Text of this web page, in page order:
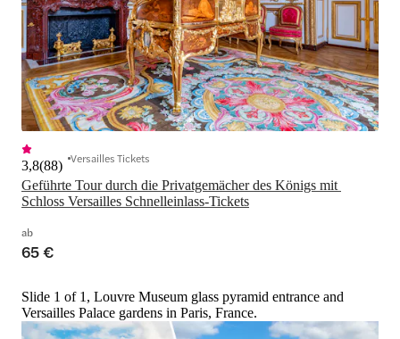
Geführte Tour durch die Privatgemächer des Königs mit
Schloss Versailles Schnelleinlass-Tickets
3,8(88) Versailles Tickets
ab
65 €
Slide 1 of 1, Louvre Museum glass pyramid entrance and
Versailles Palace gardens in Paris, France.